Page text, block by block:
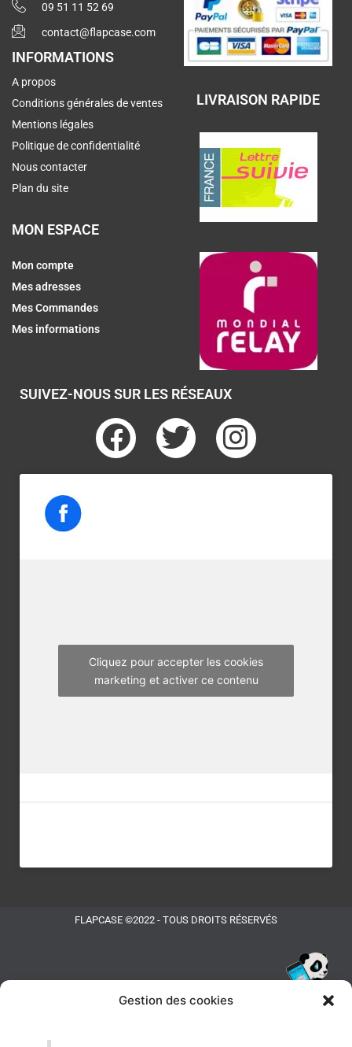
Gestion des cookies
09 51 11 52 69
contact@flapcase.com
INFORMATIONS
A propos
Conditions générales de ventes
Mentions légales
Politique de confidentialité
Nous contacter
Plan du site
MON ESPACE
Mon compte
Mes adresses
Mes Commandes
Mes informations
LIVRAISON RAPIDE
SUIVEZ-NOUS SUR LES RÉSEAUX
F
a
T
w
I
n
m
Cliquez pour accepter les cookies
marketing et activer ce contenu
FLAPCASE ©2022 - TOUS DROITS RÉSERVÉS